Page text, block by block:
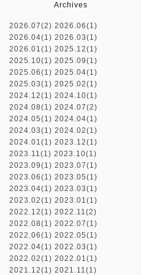
Archives
2026.07(2) 2026.06(1)
2026.04(1) 2026.03(1)
2026.01(1) 2025.12(1)
2025.10(1) 2025.09(1)
2025.06(1) 2025.04(1)
2025.03(1) 2025.02(1)
2024.12(1) 2024.10(1)
2024.08(1) 2024.07(2)
2024.05(1) 2024.04(1)
2024.03(1) 2024.02(1)
2024.01(1) 2023.12(1)
2023.11(1) 2023.10(1)
2023.09(1) 2023.07(1)
2023.06(1) 2023.05(1)
2023.04(1) 2023.03(1)
2023.02(1) 2023.01(1)
2022.12(1) 2022.11(2)
2022.08(1) 2022.07(1)
2022.06(1) 2022.05(1)
2022.04(1) 2022.03(1)
2022.02(1) 2022.01(1)
2021.12(1) 2021.11(1)